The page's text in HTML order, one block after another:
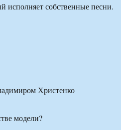
исполняет собственные песни.
модели?